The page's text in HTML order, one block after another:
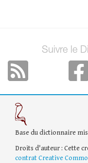
Suivre le
Base du dictionnaire
Droits d'auteur : Cette
contrat Creative